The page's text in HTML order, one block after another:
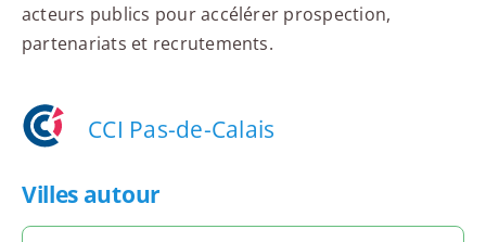
acteurs publics pour accélérer prospection,
partenariats et recrutements.
CCI Pas-de-Calais
Villes autour